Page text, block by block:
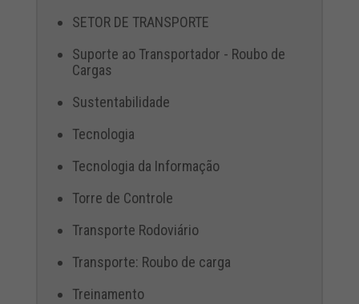
SETOR DE TRANSPORTE
Suporte ao Transportador - Roubo de
Cargas
Sustentabilidade
Tecnologia
Tecnologia da Informação
Torre de Controle
Transporte Rodoviário
Transporte: Roubo de carga
Treinamento